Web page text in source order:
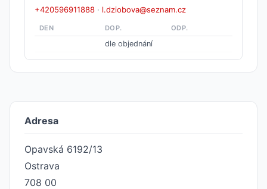
+420596911888 · l.dziobova@seznam.cz
DEN DOP. ODP.
dle objednání
Adresa
Opavská 6192/13
Ostrava
708 00